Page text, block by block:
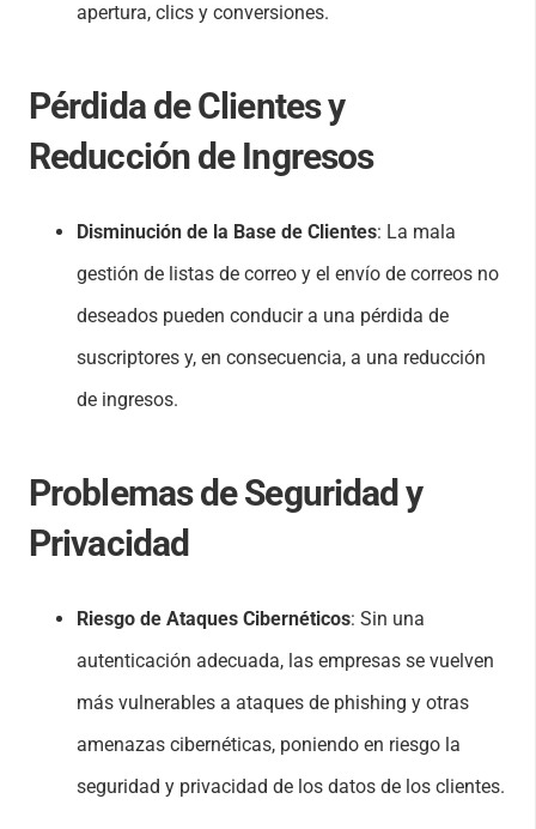
apertura, clics y conversiones.
Pérdida de Clientes y
Reducción de Ingresos
Disminución de la Base de Clientes: La mala
gestión de listas de correo y el envío de correos no
deseados pueden conducir a una pérdida de
suscriptores y, en consecuencia, a una reducción
de ingresos.
Problemas de Seguridad y
Privacidad
Riesgo de Ataques Cibernéticos: Sin una
autenticación adecuada, las empresas se vuelven
más vulnerables a ataques de phishing y otras
amenazas cibernéticas, poniendo en riesgo la
seguridad y privacidad de los datos de los clientes.